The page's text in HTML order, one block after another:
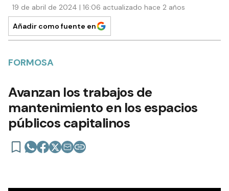
19 de abril de 2024 | 16:06 actualizado hace 2 años
Añadir como fuente en
FORMOSA
Avanzan los trabajos de
mantenimiento en los espacios
públicos capitalinos